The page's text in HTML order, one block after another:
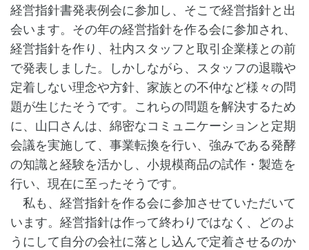
経営指針書発表例会に参加し、そこで経営指針と出
会います。その年の経営指針を作る会に参加され、
経営指針を作り、社内スタッフと取引企業様との前
で発表しました。しかしながら、スタッフの退職や
定着しない理念や方針、家族との不仲など様々の問
題が生じたそうです。これらの問題を解決するため
に、山口さんは、綿密なコミュニケーションと定期
会議を実施して、事業転換を行い、強みである発酵
の知識と経験を活かし、小規模商品の試作・製造を
行い、現在に至ったそうです。
私も、経営指針を作る会に参加させていただいて
います。経営指針は作って終わりではなく、どのよ
うにして自分の会社に落とし込んで定着させるのか